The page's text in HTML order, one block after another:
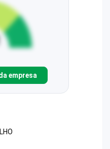
empresa